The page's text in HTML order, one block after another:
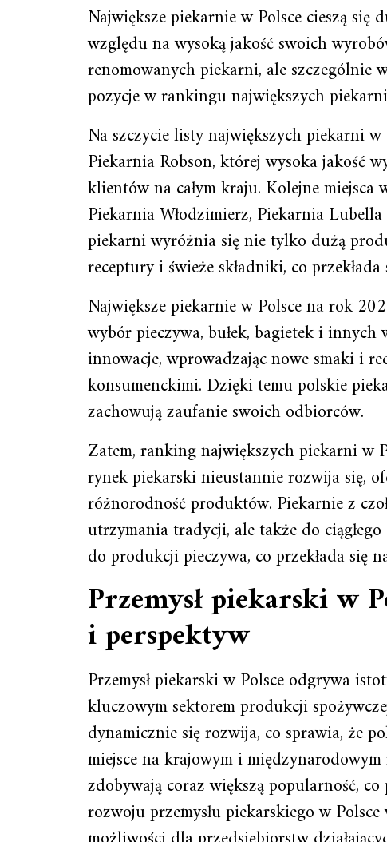
Największe piekarnie w Polsce cieszą
względu na wysoką jakość swoich
renomowanych piekarni, ale szczególnie
pozycje w rankingu największych
Na szczycie listy największych piekarni
Piekarnia Robson, której wysoka jakość
klientów na całym kraju. Kolejne
Piekarnia Włodzimierz, Piekarnia
piekarni wyróżnia się nie tylko dużą
receptury i świeże składniki, co
Największe piekarnie w Polsce na rok
wybór pieczywa, bułek, bagietek i
innowacje, wprowadzając nowe smaki i
konsumenckimi. Dzięki temu polskie
zachowują zaufanie swoich odbiorców.
Zatem, ranking największych piekarni w
rynek piekarski nieustannie rozwija się,
różnorodność produktów. Piekarnie z
utrzymania tradycji, ale także do
do produkcji pieczywa, co przekłada się
Przemysł piekarski w
i perspektyw
Przemysł piekarski w Polsce odgrywa
kluczowym sektorem produkcji
dynamicznie się rozwija, co sprawia, że
miejsce na krajowym i
zdobywają coraz większą popularność,
rozwoju przemysłu piekarskiego w